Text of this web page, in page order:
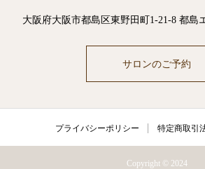
大阪府大阪市都島区東野田町1-21-8 都島
サロンのご予約
プライバシーポリシー 特定商取引
Copyright © 2024